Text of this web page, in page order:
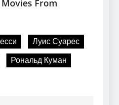
Луис Суарес
Рональд Куман